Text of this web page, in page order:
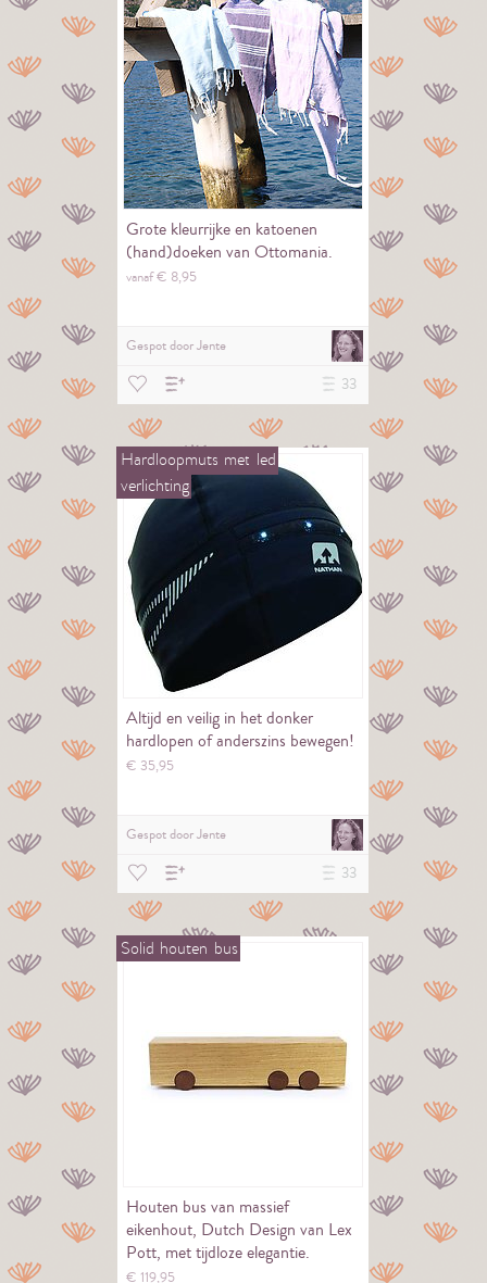
Grote kleurrijke en katoenen
(hand)doeken van Ottomania.
vanaf € 8,95
Gespot doorJente
33
Hardloopmuts met led
verlichting
Altijd en veilig in het donker
hardlopen of anderszins bewegen!
€ 35,95
Gespot doorJente
33
Solid houten bus
Houten bus van massief
eikenhout, Dutch Design van Lex
Pott, met tijdloze elegantie.
€ 119,95